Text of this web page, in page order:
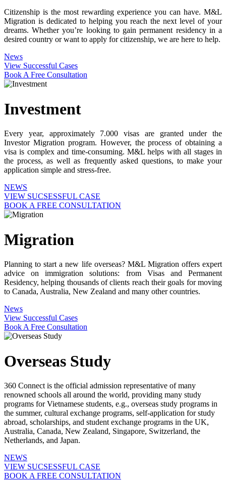
Citizenship is the most rewarding experience you can have. M&L
Migration is dedicated to helping you reach the next level of your
dreams. Whether you’re looking to gain permanent residency in a
desired country or want to apply for citizenship, we are here to help.
News
View Successful Cases
Book A Free Consultation
Investment
Every year, approximately 7.000 visas are granted under the
Investor Migration program. However, the process of obtaining a
visa is complex and time-consuming. M&L helps with all stages in
the process, as well as frequently asked questions, to make your
application simple and stress-free.
NEWS
VIEW SUCSESSFUL CASE
BOOK A FREE CONSULTATION
Migration
Planning to start a new life overseas? M&L Migration offers expert
advice on immigration solutions: from Visas and Permanent
Residency, helping thousands of clients reach their goals for moving
to Canada, Australia, New Zealand and many other countries.
News
View Successful Cases
Book A Free Consultation
Overseas Study
360 Connect is the official admission representative of many
renowned schools all around the world, providing many study
programs for Vietnamese students, e.g., overseas study programs in
the summer, cultural exchange programs, self-application for study
abroad, scholarships, and student exchange programs in the UK,
Australia, Canada, New Zealand, Singapore, Switzerland, the
Netherlands, and Japan.
NEWS
VIEW SUCSESSFUL CASE
BOOK A FREE CONSULTATION